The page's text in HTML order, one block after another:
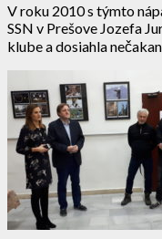
V roku 2010 s týmto
SSN v Prešove Jozefa
klube a dosiahla